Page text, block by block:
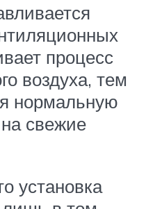
процесс
воздуха, тем
нормальную
свежие
установка